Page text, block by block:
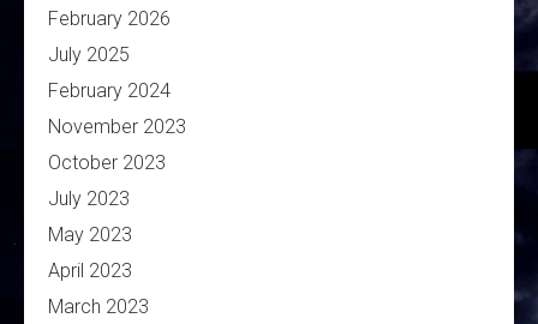
February 2026
July 2025
February 2024
November 2023
October 2023
July 2023
May 2023
April 2023
March 2023